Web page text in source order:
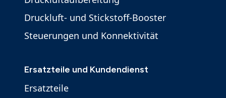
Druckluft- und Stickstoff-Booster
Steuerungen und Konnektivität
Ersatzteile und Kundendienst
Ersatzteile